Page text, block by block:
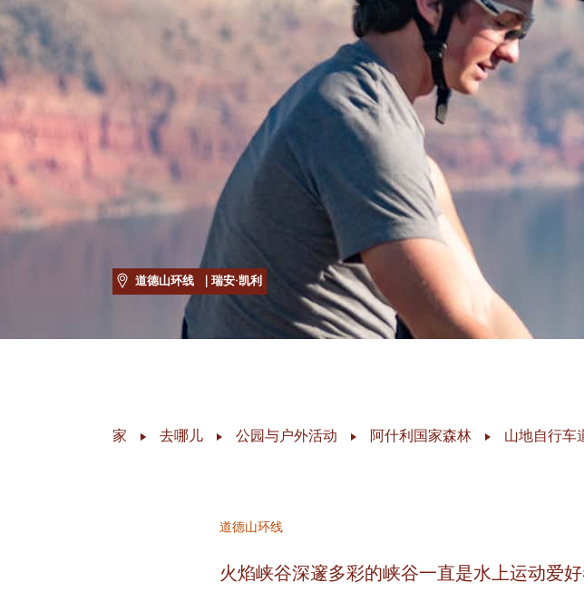
道德山环线 | 瑞安·凯利
家 去哪儿 公园与户外活动 阿什利国家森林 山地自行车
道德山环线
火焰峡谷深邃多彩的峡谷一直是水上运动爱